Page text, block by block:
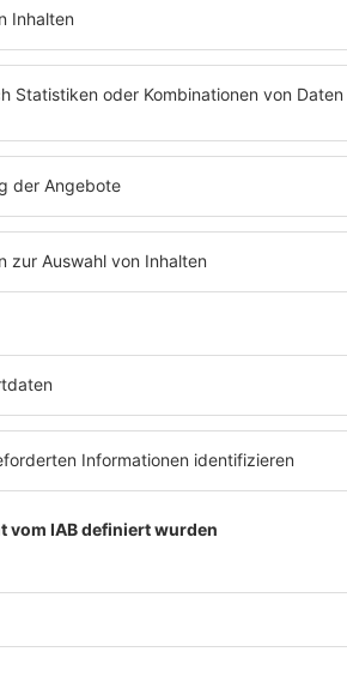
10. Puhdys
"Neue Helden",
Zeitkapsel,